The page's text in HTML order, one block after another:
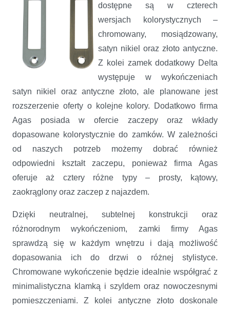
dostępne są w czterech
wersjach kolorystycznych –
chromowany, mosiądzowany,
satyn nikiel oraz złoto antyczne.
Z kolei zamek dodatkowy Delta
występuje w wykończeniach
satyn nikiel oraz antyczne złoto, ale planowane jest
rozszerzenie oferty o kolejne kolory. Dodatkowo firma
Agas posiada w ofercie zaczepy oraz wkłady
dopasowane kolorystycznie do zamków. W zależności
od naszych potrzeb możemy dobrać również
odpowiedni kształt zaczepu, ponieważ firma Agas
oferuje aż cztery różne typy – prosty, kątowy,
zaokrąglony oraz zaczep z najazdem.
Dzięki neutralnej, subtelnej konstrukcji oraz
różnorodnym wykończeniom, zamki firmy Agas
sprawdzą się w każdym wnętrzu i dają możliwość
dopasowania ich do drzwi o różnej stylistyce.
Chromowane wykończenie będzie idealnie współgrać z
minimalistyczna klamką i szyldem oraz nowoczesnymi
pomieszczeniami. Z kolei antyczne złoto doskonale